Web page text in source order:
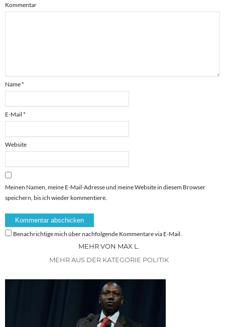
Kommentar
Name*
E-Mail *
Website
Meinen Namen, meine E-Mail-Adresse und meine Website in diesem Browser
speichern, bis ich wieder kommentiere.
Benachrichtige mich über nachfolgende Kommentare via E-Mail.
MEHR VON MAX L.
MEHR AUS DER KATEGORIE POLITIK